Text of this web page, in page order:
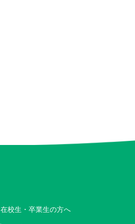
在校生・卒業生の方へ